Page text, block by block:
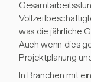
was die jährliche
Auch wenn dies
Projektplanung
In Branchen mit